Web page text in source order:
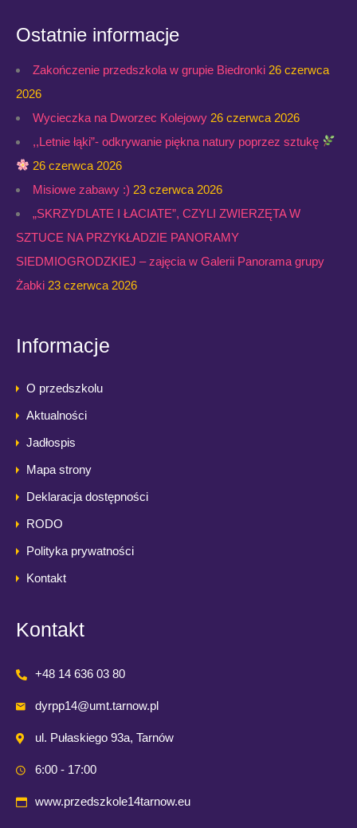
Ostatnie informacje
Zakończenie przedszkola w grupie Biedronki 26 czerwca
2026
Wycieczka na Dworzec Kolejowy 26 czerwca 2026
,,Letnie łąki”- odkrywanie piękna natury poprzez sztukę
26 czerwca 2026
Misiowe zabawy :) 23 czerwca 2026
„SKRZYDLATE I ŁACIATE”, CZYLI ZWIERZĘTA W
SZTUCE NA PRZYKŁADZIE PANORAMY
SIEDMIOGRODZKIEJ – zajęcia w Galerii Panorama grupy
Żabki 23 czerwca 2026
Informacje
O przedszkolu
Aktualności
Jadłospis
Mapa strony
Deklaracja dostępności
RODO
Polityka prywatności
Kontakt
Kontakt
+48 14 636 03 80
dyrpp14@umt.tarnow.pl
ul. Pułaskiego 93a, Tarnów
6:00 - 17:00
www.przedszkole14tarnow.eu